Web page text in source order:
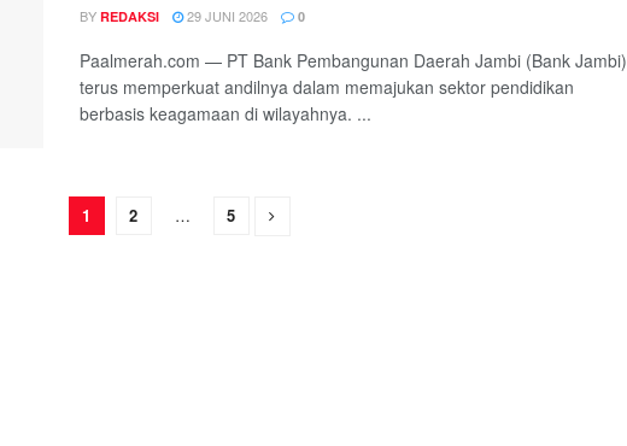
BY REDAKSI 29 JUNI 2026 0
Paalmerah.com — PT Bank Pembangunan Daerah Jambi (Bank Jambi)
terus memperkuat andilnya dalam memajukan sektor pendidikan
berbasis keagamaan di wilayahnya. ...
1 2 … 5